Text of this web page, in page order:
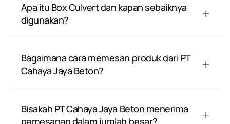
Apa itu Box Culvert dan kapan sebaiknya
digunakan?
Bagaimana cara memesan produk dari PT
Cahaya Jaya Beton?
Bisakah PT Cahaya Jaya Beton menerima
pemesanan dalam jumlah besar?